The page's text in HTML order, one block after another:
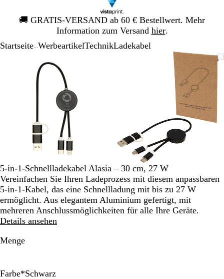
🚚 GRATIS-VERSAND ab 60 € Bestellwert. Mehr
Information zum Versand hier.
Galeriebild
1
Startseite WerbeartikelTechnikLadekabel
Bild
auf
Minimum
zum
Vergrößern
Sie
die
Tasten
+
und
zum
Zoomen
und
Pfeiltasten
zum
Schwenken.
Vergrößer-/
Bild
Zoom
auf
Minimum
Klicken
zum
Vergrößern
Verwenden
Sie
die
Tasten
und
-
zum
Zoomen
Pfeiltasten
zum
Schwenken.
5-in-1-Schnellladekabel Alasia – 30 cm, 27 W
Vereinfachen Sie Ihren Ladeprozess mit diesem anpassbaren
5-in-1-Kabel, das eine Schnellladung mit bis zu 27 W
ermöglicht. Aus elegantem Aluminium gefertigt, mit
mehreren Anschlussmöglichkeiten für alle Ihre Geräte.
Details ansehen
Menge
Farbe*Schwarz